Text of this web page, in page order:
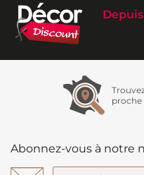
Depuis
proche
Abonnez-vous à notre